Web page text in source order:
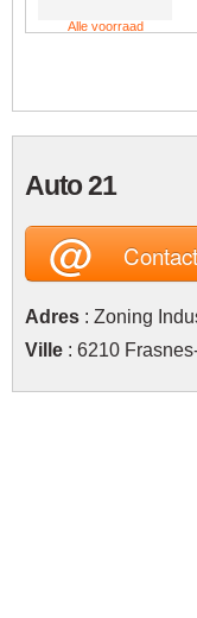
Alle voorraad
Auto 21
@
Adres : Zoning
Ville : 6210